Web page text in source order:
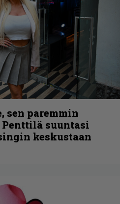
sen paremmin
Penttilä suuntasi
keskustaan